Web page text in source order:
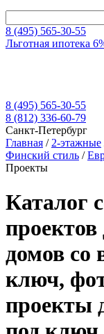
8 (495) 565-30-55
Льготная ипотека
8 (495) 565-30-55
8 (812) 336-60-79
Санкт-Петербург
Главная / 2-этажные
Финский стиль /
Проекты
Каталог
домов со
ключ,
проекты